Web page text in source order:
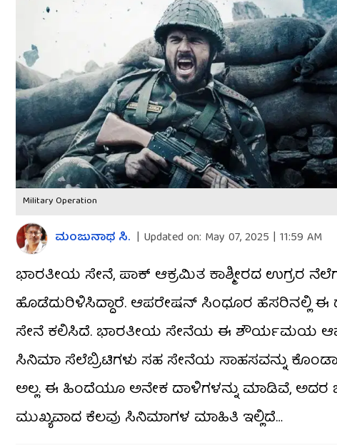
Military Operation
ಮಂಜುನಾಥ ಸಿ. | Updated on: May 07, 2025 | 11:59 AM
ಭಾರತೀಯ ಸೇನೆ, ಪಾಕ್ ಆಕ್ರಮಿತ ಕಾಶ್ಮೀರದ ಉಗ್ರರ
ಹೊಡೆದುರಿಳಿಸಿದ್ದಾರೆ. ಆಪರೇಷನ್ ಸಿಂಧೂರ ಹೆಸರಿನಲ್ಲಿ ಈ
ಸೇನೆ ಕಲಿಸಿದೆ. ಭಾರತೀಯ ಸೇನೆಯ ಈ ಶೌರ್ಯಮಯ
ಸಿನಿಮಾ ಸೆಲೆಬ್ರಿಟಿಗಳು ಸಹ ಸೇನೆಯ ಸಾಹಸವನ್ನು
ಅಲ್ಲ. ಈ ಹಿಂದೆಯೂ ಅನೇಕ ದಾಳಿಗಳನ್ನು ಮಾಡಿವೆ, ಅದರ
ಮುಖ್ಯವಾದ ಕೆಲವು ಸಿನಿಮಾಗಳ ಮಾಹಿತಿ ಇಲ್ಲಿದೆ…